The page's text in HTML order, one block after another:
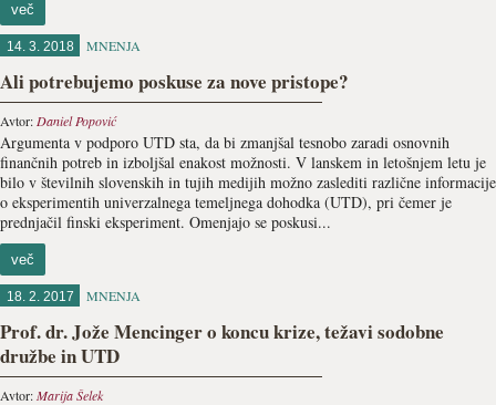
več
14. 3. 2018 MNENJA
Ali potrebujemo poskuse za nove pristope?
Avtor: Daniel Popović
Argumenta v podporo UTD sta, da bi zmanjšal tesnobo zaradi osnovnih
finančnih potreb in izboljšal enakost možnosti. V lanskem in letošnjem letu je
bilo v številnih slovenskih in tujih medijih možno zaslediti različne informacije
o eksperimentih univerzalnega temeljnega dohodka (UTD), pri čemer je
prednjačil finski eksperiment. Omenjajo se poskusi...
več
18. 2. 2017 MNENJA
Prof. dr. Jože Mencinger o koncu krize, težavi sodobne
družbe in UTD
Avtor:Marija Šelek